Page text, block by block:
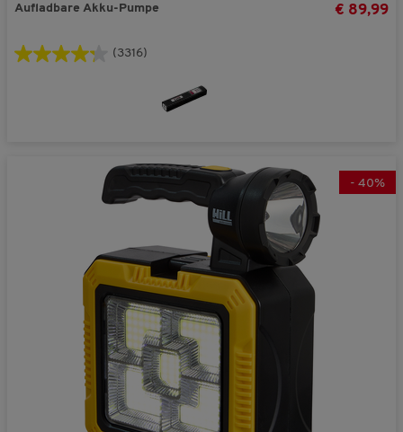
Aufladbare Akku-Pumpe € 89,99
(3316)
- 40%